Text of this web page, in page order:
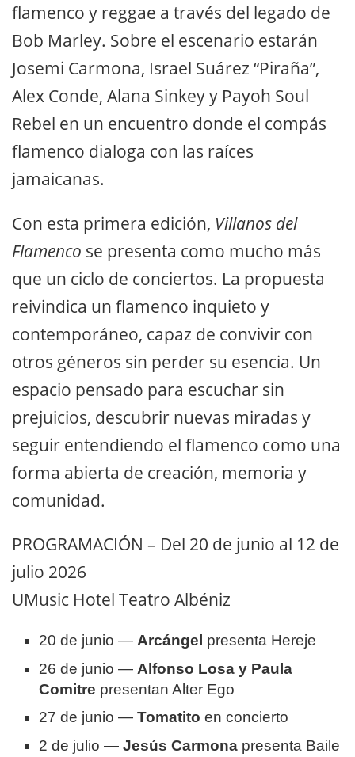
flamenco y reggae a través del legado de
Bob Marley. Sobre el escenario estarán
Josemi Carmona, Israel Suárez “Piraña”,
Alex Conde, Alana Sinkey y Payoh Soul
Rebel en un encuentro donde el compás
flamenco dialoga con las raíces
jamaicanas.
Con esta primera edición, Villanos del
Flamenco se presenta como mucho más
que un ciclo de conciertos. La propuesta
reivindica un flamenco inquieto y
contemporáneo, capaz de convivir con
otros géneros sin perder su esencia. Un
espacio pensado para escuchar sin
prejuicios, descubrir nuevas miradas y
seguir entendiendo el flamenco como una
forma abierta de creación, memoria y
comunidad.
PROGRAMACIÓN – Del 20 de junio al 12 de
julio 2026
UMusic Hotel Teatro Albéniz
20 de junio —Arcángel presenta Hereje
26 de junio — Alfonso Losa y Paula
Comitre presentan Alter Ego
27 de junio —Tomatito en concierto
2 de julio —Jesús Carmona presenta Baile